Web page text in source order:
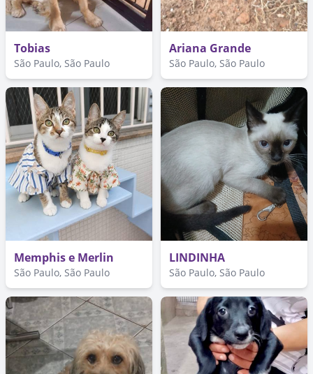
Tobias
São Paulo, São Paulo
Ariana Grande
São Paulo, São Paulo
Memphis e Merlin
São Paulo, São Paulo
LINDINHA
São Paulo, São Paulo